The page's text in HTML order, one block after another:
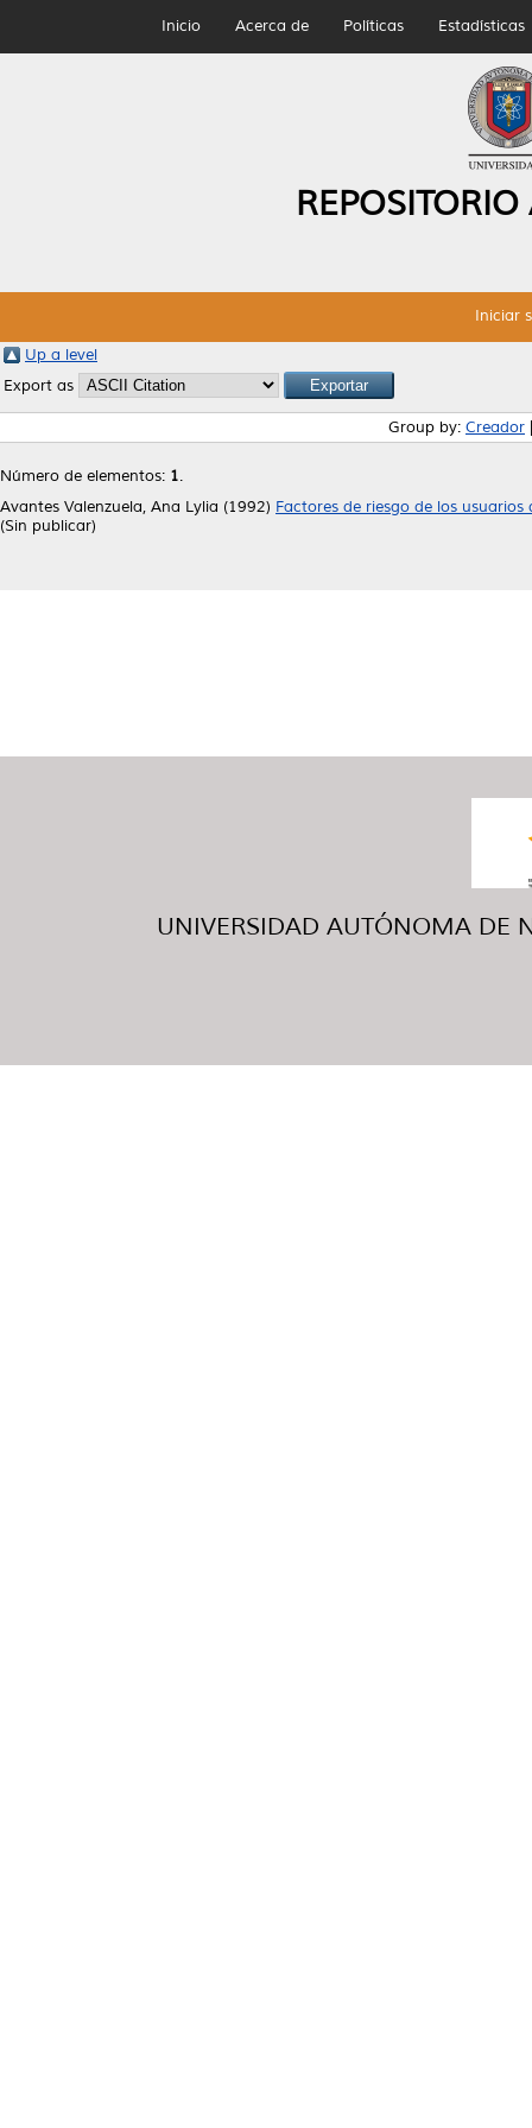
Inicio Acerca de Políticas Estadísticas
Iniciar
Up a level
Export as
Group by: Creador
Número de elementos: 1.
Avantes Valenzuela, Ana Lylia (1992) Factores de riesgo de los
(Sin publicar)
UNIVERSIDAD AUTÓNOMA DE